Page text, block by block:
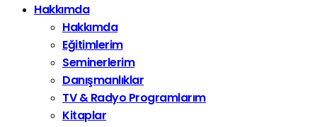
Hakkımda
Hakkımda
Eğitimlerim
Seminerlerim
Danışmanlıklar
TV & Radyo Programlarım
Kitaplar